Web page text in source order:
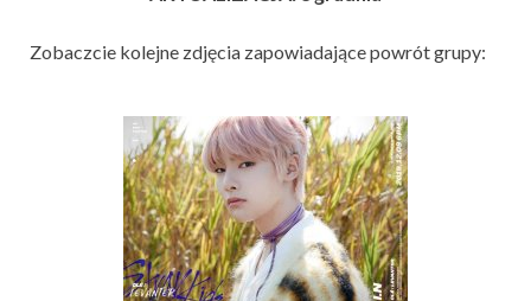
Zobaczcie kolejne zdjęcia zapowiadające powrót grupy: